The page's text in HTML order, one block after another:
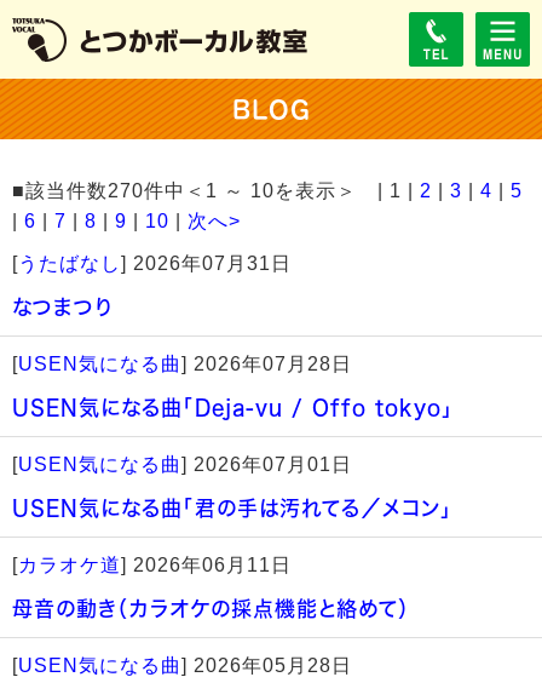
BLOG
■該当件数270件中＜1 ～ 10を表示＞ | 1 | 2 3 4
5
6 7 8 9 10 次へ>
[うたばなし] 2026年07月31日
なつまつり
[USEN気になる曲] 2026年07月28日
USEN気になる曲「Deja-vu / Offo tokyo」
[USEN気になる曲] 2026年07月01日
USEN気になる曲「君の手は汚れてる／メコン」
[カラオケ道] 2026年06月11日
母音の動き（カラオケの採点機能と絡めて）
[USEN気になる曲] 2026年05月28日